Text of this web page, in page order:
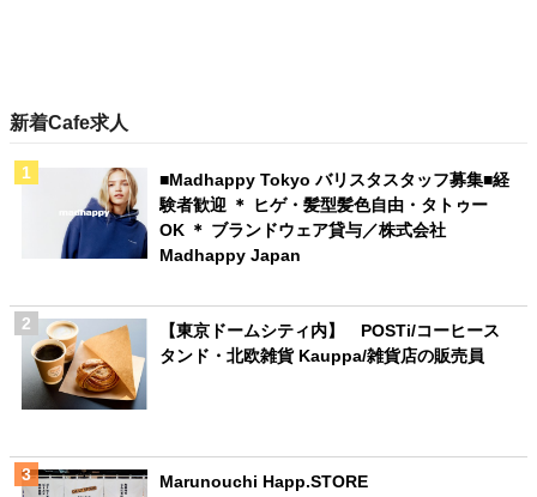
新着Cafe求人
■Madhappy Tokyo バリスタスタッフ募集■経
験者歓迎 ＊ ヒゲ・髪型髪色自由・タトゥー
OK ＊ ブランドウェア貸与／株式会社
Madhappy Japan
【東京ドームシティ内】 POSTi/コーヒース
タンド・北欧雑貨 Kauppa/雑貨店の販売員
Marunouchi Happ.STORE